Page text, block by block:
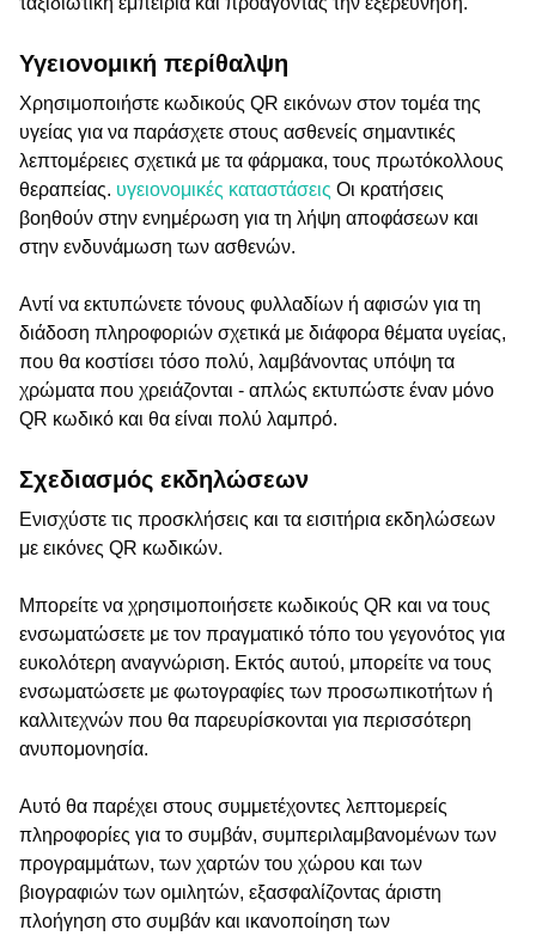
Υγειονομική περίθαλψη
Χρησιμοποιήστε κωδικούς QR εικόνων στον τομέα της
υγείας για να παράσχετε στους ασθενείς σημαντικές
λεπτομέρειες σχετικά με τα φάρμακα, τους πρωτόκολλους
θεραπείας. υγειονομικές καταστάσεις Οι κρατήσεις
βοηθούν στην ενημέρωση για τη λήψη αποφάσεων και
στην ενδυνάμωση των ασθενών.
Αντί να εκτυπώνετε τόνους φυλλαδίων ή αφισών για τη
διάδοση πληροφοριών σχετικά με διάφορα θέματα υγείας,
που θα κοστίσει τόσο πολύ, λαμβάνοντας υπόψη τα
χρώματα που χρειάζονται - απλώς εκτυπώστε έναν μόνο
QR κωδικό και θα είναι πολύ λαμπρό.
Σχεδιασμός εκδηλώσεων
Ενισχύστε τις προσκλήσεις και τα εισιτήρια εκδηλώσεων
με εικόνες QR κωδικών.
Μπορείτε να χρησιμοποιήσετε κωδικούς QR και να τους
ενσωματώσετε με τον πραγματικό τόπο του γεγονότος για
ευκολότερη αναγνώριση. Εκτός αυτού, μπορείτε να τους
ενσωματώσετε με φωτογραφίες των προσωπικοτήτων ή
καλλιτεχνών που θα παρευρίσκονται για περισσότερη
ανυπομονησία.
Αυτό θα παρέχει στους συμμετέχοντες λεπτομερείς
πληροφορίες για το συμβάν, συμπεριλαμβανομένων των
προγραμμάτων, των χαρτών του χώρου και των
βιογραφιών των ομιλητών, εξασφαλίζοντας άριστη
πλοήγηση στο συμβάν και ικανοποίηση των